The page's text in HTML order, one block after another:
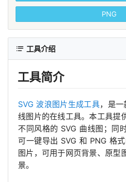
PNG
工具介绍
工具简介
SVG 波浪图片生成工具，是
线图片的在线工具。本工具提
不同风格的 SVG 曲线图；同
可一键导出 SVG 和 PNG 格
图片，可用于网页背景、原型
景。